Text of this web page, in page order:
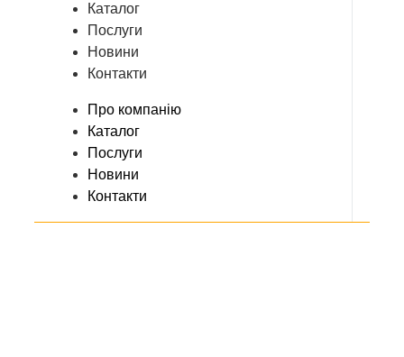
Каталог
Послуги
Новини
Контакти
Про компанію
Каталог
Послуги
Новини
Контакти